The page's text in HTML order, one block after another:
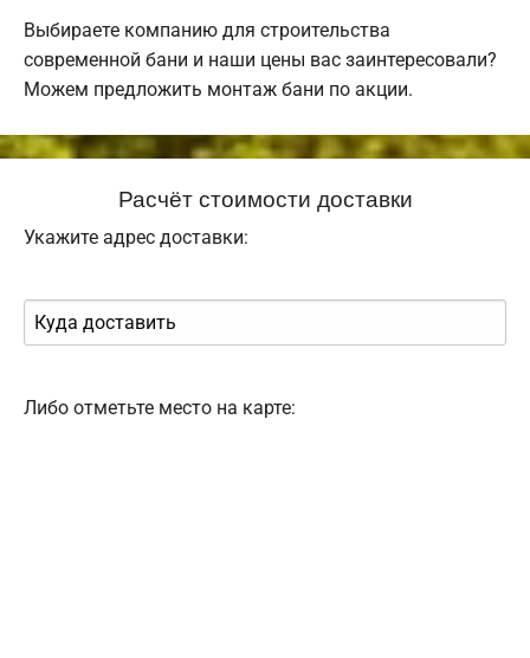
Выбираете компанию для строительства
современной бани и наши цены вас заинтересовали?
Можем предложить монтаж бани по акции.
Расчёт стоимости доставки
Укажите адрес доставки:
Либо отметьте место на карте: